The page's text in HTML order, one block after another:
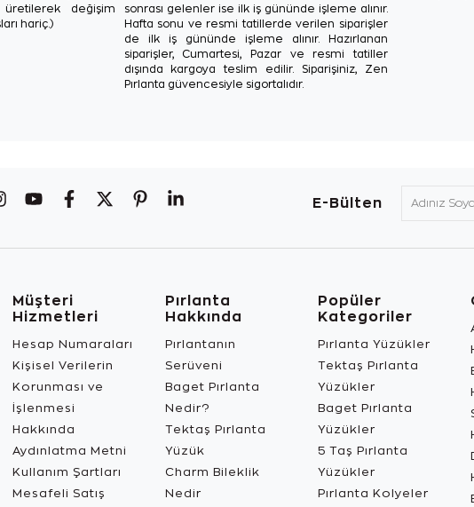
değişim
hariç.)
sonrası gelenler ise ilk iş gününde işleme alınır.
Hafta sonu ve resmi tatillerde verilen siparişler
de ilk iş gününde işleme alınır. Hazırlanan
siparişler, Cumartesi, Pazar ve resmi tatiller
dışında kargoya teslim edilir. Siparişiniz, Zen
Pırlanta güvencesiyle sigortalıdır.
E-Bülten
Müşteri
Hizmetleri
Hesap Numaraları
Kişisel Verilerin
Korunması ve
İşlenmesi
Hakkında
Aydınlatma Metni
Kullanım Şartları
Mesafeli Satış
Pırlanta
Hakkında
Pırlantanın
Serüveni
Baget Pırlanta
Nedir?
Tektaş Pırlanta
Yüzük
Charm Bileklik
Nedir
Popüler
Kategoriler
Pırlanta Yüzükler
Tektaş Pırlanta
Yüzükler
Baget Pırlanta
Yüzükler
5 Taş Pırlanta
Yüzükler
Pırlanta Kolyeler